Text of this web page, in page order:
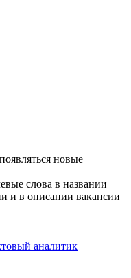
новые
слова в названии
и в описании вакансии
аналитик